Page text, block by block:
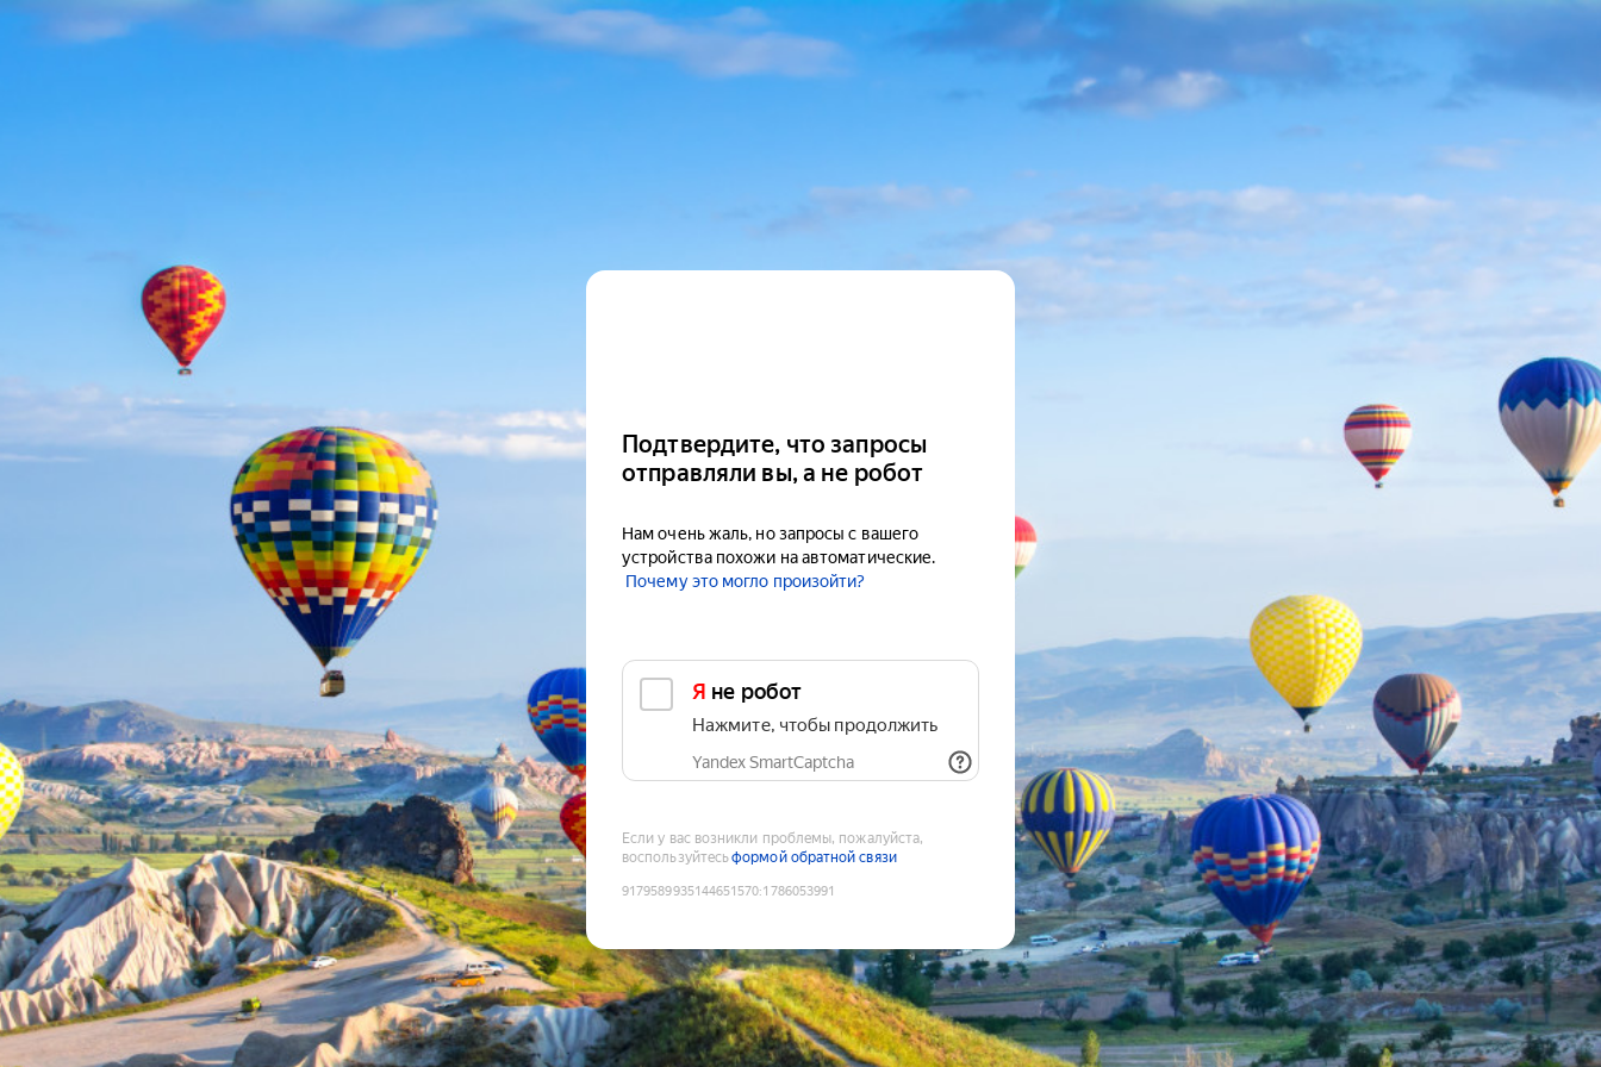
Подтвердите, что запросы
отправляли вы, а не робот
Нам очень жаль, но запросы с вашего
устройства похожи на автоматические.
Почему это могло произойти?
Я не робот
Нажмите, чтобы продолжить
Yandex SmartCaptcha
Если у вас возникли проблемы, пожалуйста,
воспользуйтесьформой обратной связи
9179589935144651570:1786053991